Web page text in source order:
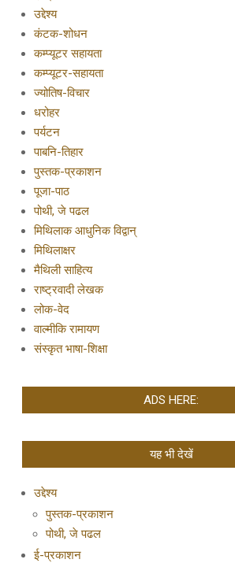
उद्देश्य
कंटक-शोधन
कम्प्यूटर सहायता
कम्प्यूटर-सहायता
ज्योतिष-विचार
धरोहर
पर्यटन
पाबनि-तिहार
पुस्तक-प्रकाशन
पूजा-पाठ
पोथी, जे पढल
मिथिलाक आधुनिक विद्वान्
मिथिलाक्षर
मैथिली साहित्य
राष्ट्रवादी लेखक
लोक-वेद
वाल्मीकि रामायण
संस्कृत भाषा-शिक्षा
ADS HERE:
यह भी देखें
उद्देश्य
पुस्तक-प्रकाशन
पोथी, जे पढल
ई-प्रकाशन